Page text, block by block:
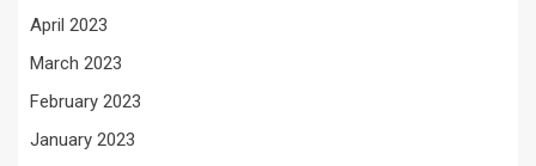
April 2023
March 2023
February 2023
January 2023